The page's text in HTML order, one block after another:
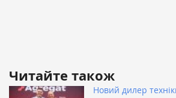
Читайте також
Новий дилер